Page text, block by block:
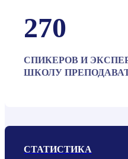
270
СПИКЕРОВ И
ШКОЛУ
СТАТИСТИКА